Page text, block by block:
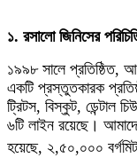
১. রসালো জিনিসের
১৯৯৮ সালে প্রতিষ্ঠিত,
একটি প্রস্তুতকারক
ট্রিটস, বিস্কুট, ডেন্টাল
৬টি লাইন রয়েছে।
হয়েছে, ২,৫০,০০০